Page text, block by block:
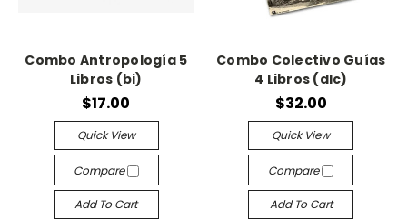
Combo Antropología 5
Libros (bi)
$17.00
Quick View
Compare
Add To Cart
Combo Colectivo Guías
4 Libros (dlc)
$32.00
Quick View
Compare
Add To Cart